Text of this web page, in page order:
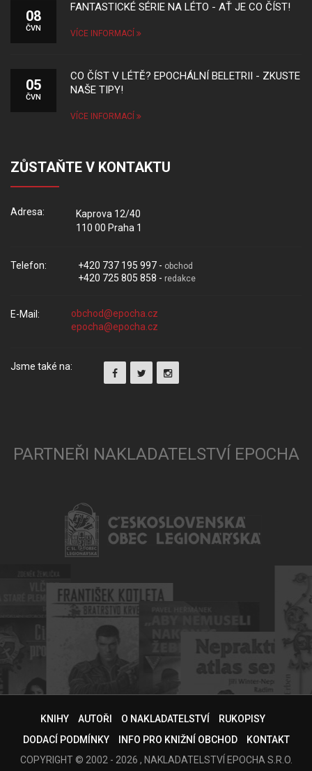
08
ČVN
FANTASTICKÉ SÉRIE NA LÉTO - AŤ JE CO ČÍST!
VÍCE INFORMACÍ
05
ČVN
CO ČÍST V LÉTĚ? EPOCHÁLNÍ BELETRII - ZKUSTE
NAŠE TIPY!
VÍCE INFORMACÍ
ZŮSTAŇTE V KONTAKTU
Adresa:
Kaprova 12/40
110 00 Praha 1
Telefon: +420 737 195 997 - obchod
+420 725 805 858 - redakce
E-Mail:
Jsme také na:
PARTNEŘI NAKLADATELSTVÍ EPOCHA
KNIHY AUTOŘI O NAKLADATELSTVÍ
RUKOPISY
DODACÍ PODMÍNKY
INFO PRO KNIŽNÍ OBCHOD
KONTAKT
COPYRIGHT © 2002 - 2026 , NAKLADATELSTVÍ EPOCHA S.R.O.